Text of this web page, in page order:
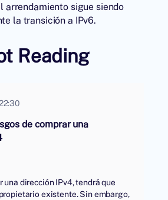
arrendamiento sigue siendo
la transición a IPv6.
Reading
de comprar una
una dirección IPv4, tendrá que
existente. Sin embargo,